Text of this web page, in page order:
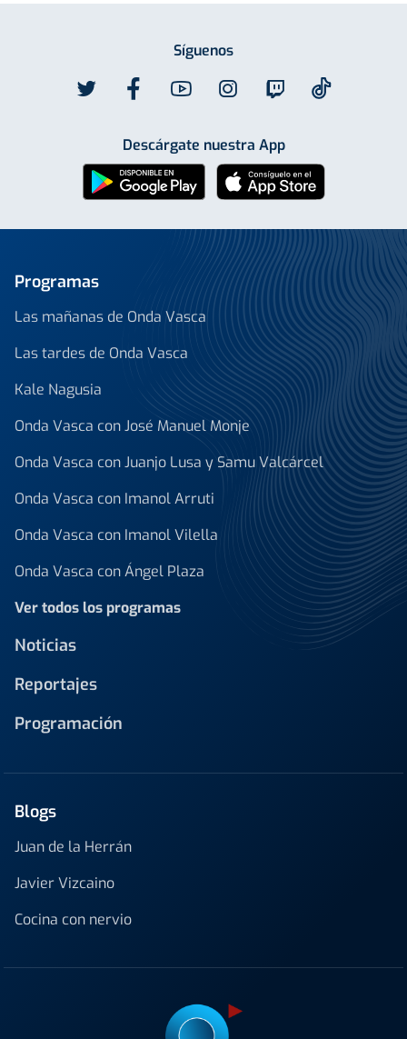
Síguenos
Descárgate nuestra App
Programas
Las mañanas de Onda Vasca
Las tardes de Onda Vasca
Kale Nagusia
Onda Vasca con José Manuel Monje
Onda Vasca con Juanjo Lusa y Samu Valcárcel
Onda Vasca con Imanol Arruti
Onda Vasca con Imanol Vilella
Onda Vasca con Ángel Plaza
Ver todos los programas
Noticias
Reportajes
Programación
Blogs
Juan de la Herrán
Javier Vizcaino
Cocina con nervio